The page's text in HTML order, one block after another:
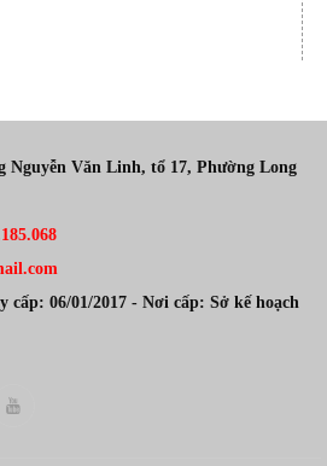
Nguyễn Văn Linh, tổ 17, Phường Long
cấp: 06/01/2017 - Nơi cấp: Sở kế hoạch